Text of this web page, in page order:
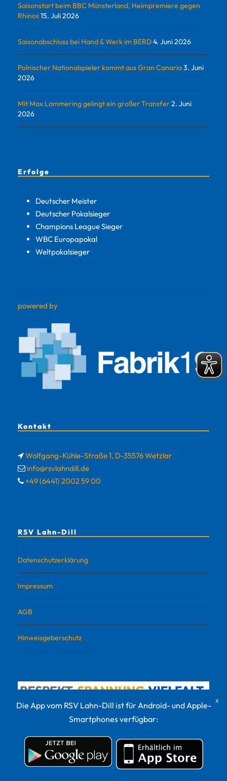
Saisonstart beim BBC Münsterland, Heimpremiere gegen
Rhinos15. Juli 2026
Saisonabschluss bei Hand & Werk im BERD4. Juni 2026
Polnischer Nationalspieler kommt aus Gran Canaria3. Juni
2026
Mit Max Lammering gelingt ein großer Transfer2. Juni
2026
Erfolge
Deutscher Meister
Deutscher Pokalsieger
Champions League Sieger
WBC Europapokal
Weltpokalsieger
powered by
Kontakt
Wolfgang-Kühle-Straße 1, D-35576 Wetzlar
info@rsvlahndill.de
+49 (6441) 2002 59 00
RSV Lahn-Dill
Datenschutzerklärung
Impressum
AGB
Hinweisgeberschutz
© 2022 RSV Lahn-Dill Sportvermarktungs GmbH
Die App vom RSV Lahn-Dill ist für Android- und Apple-
Smartphones verfügbar: